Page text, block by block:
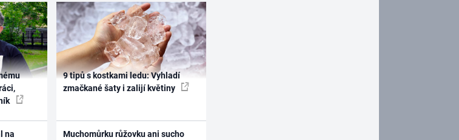
na
9 tipů s kostkami ledu: Vyhladí
zmačkané šaty i zalijí květiny
Muchomůrku růžovku ani sucho